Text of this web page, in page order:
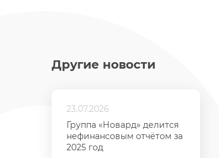
Другие новости
23.07.2026
Группа «Новард» делится
нефинансовым отчётом за
2025 год